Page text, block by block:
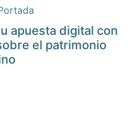
apuesta digital con
el patrimonio